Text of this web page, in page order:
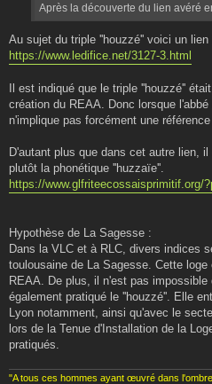
Après la découverte du lien avéré
Au sujet du triple ''houzzé'' voici un
https://www.ledifice.net/3127-3.html
Il est indiqué que le triple ''houzzé''
création du REAA. Donc lorsque
n'implique pas forcément une
D'autant plus que dans cet autre lien,
plutôt la phonétique ''huzzaïe''.
https://www.glfriteecossaisprimitif.org/
Hypothèse de La Sagesse :
Dans la VLC et à RLC, divers indices
toulousaine de La Sagesse. Cette
REAA. De plus, il n'est pas
également pratiqué le ''houzzé''. Elle
Lyon notamment, ainsi qu'avec le
lors de la Tenue d'Installation de la
pratiqués.
"A tous ces hommes ayant œuvré dans